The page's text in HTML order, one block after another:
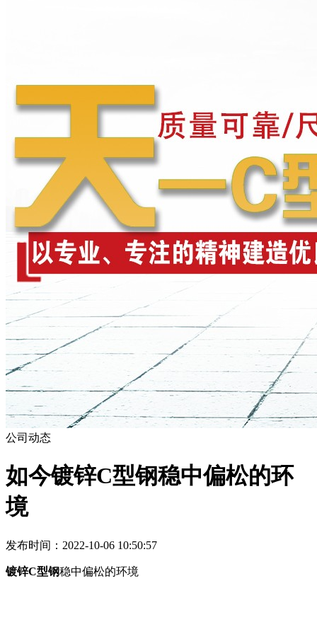
公司动态
如今镀锌C型钢稳中偏松的环
境
发布时间：2022-10-06 10:50:57
镀锌C型钢稳中偏松的环境